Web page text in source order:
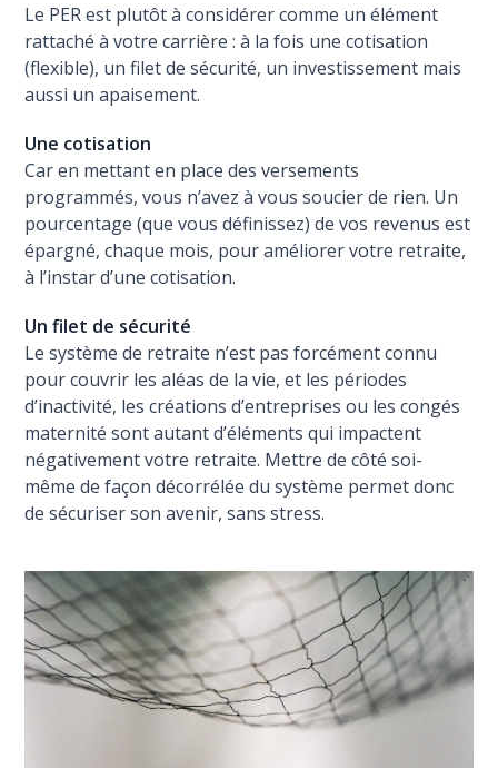
Le PER est plutôt à considérer comme un élément
rattaché à votre carrière : à la fois une cotisation
(flexible), un filet de sécurité, un investissement mais
aussi un apaisement.
Une cotisation
Car en mettant en place des versements
programmés, vous n’avez à vous soucier de rien. Un
pourcentage (que vous définissez) de vos revenus est
épargné, chaque mois, pour améliorer votre retraite,
à l’instar d’une cotisation.
Un filet de sécurité
Le système de retraite n’est pas forcément connu
pour couvrir les aléas de la vie, et les périodes
d’inactivité, les créations d’entreprises ou les congés
maternité sont autant d’éléments qui impactent
négativement votre retraite. Mettre de côté soi-
même de façon décorrélée du système permet donc
de sécuriser son avenir, sans stress.